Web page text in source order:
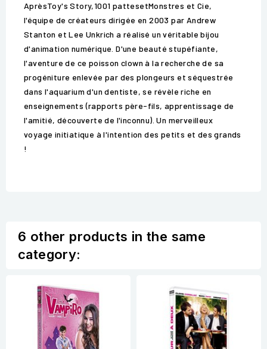
AprèsToy's Story,1001 pattesetMonstres et Cie,
l'équipe de créateurs dirigée en 2003 par Andrew
Stanton et Lee Unkrich a réalisé un véritable bijou
d'animation numérique. D'une beauté stupéfiante,
l'aventure de ce poisson clown à la recherche de sa
progéniture enlevée par des plongeurs et séquestrée
dans l'aquarium d'un dentiste, se révèle riche en
enseignements (rapports père-fils, apprentissage de
l'amitié, découverte de l'inconnu). Un merveilleux
voyage initiatique à l'intention des petits et des grands
!
6 other products in the same
category: